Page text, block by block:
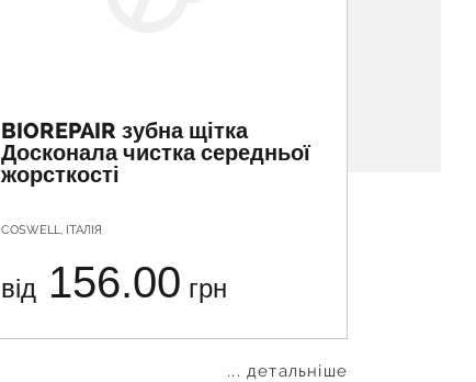
BIOREPAIR зубна щітка
Досконала чистка середньої
жорсткості
COSWELL, ІТАЛІЯ
від 156.00 грн
... детальніше